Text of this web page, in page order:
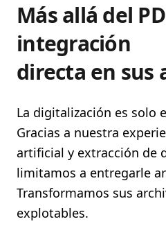
Más allá del
integración
directa en sus
La digitalización es solo
Gracias a nuestra
artificial y extracción de
limitamos a entregarle
Transformamos sus
explotables.